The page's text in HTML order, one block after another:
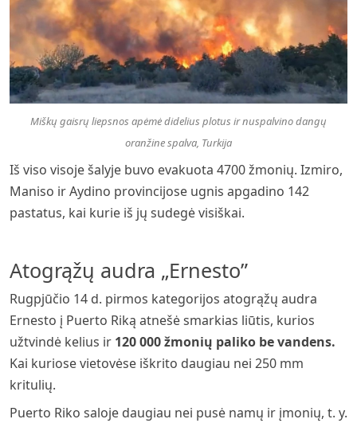
Miškų gaisrų liepsnos apėmė didelius plotus ir nuspalvino dangų
oranžine spalva, Turkija
Iš viso visoje šalyje buvo evakuota 4700 žmonių. Izmiro,
Maniso ir Aydino provincijose ugnis apgadino 142
pastatus, kai kurie iš jų sudegė visiškai.
Atogrąžų audra „Ernesto”
Rugpjūčio 14 d. pirmos kategorijos atogrąžų audra
Ernesto į Puerto Riką atnešė smarkias liūtis, kurios
užtvindė kelius ir 120 000 žmonių paliko be vandens.
Kai kuriose vietovėse iškrito daugiau nei 250 mm
kritulių.
Puerto Riko saloje daugiau nei pusė namų ir įmonių, t. y.